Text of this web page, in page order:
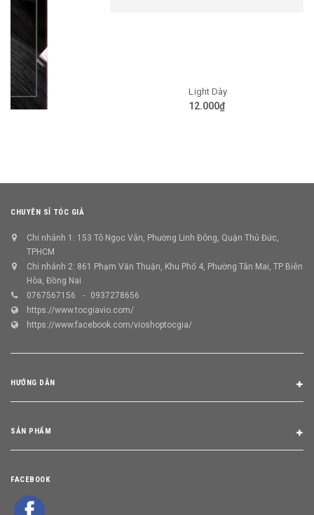
CHUYÊN SỈ TÓC GIẢ
Chi nhánh 1: 153 Tô Ngọc Vân, Phường Linh Đông, Quận Thủ Đức,
TPHCM
Chi nhánh 2: 861 Phạm Văn Thuận, Khu Phố 4, Phường Tân Mai, TP Biên
Hòa, Đồng Nai
0767567156
0937278656
https://www.tocgiavio.com/
https://www.facebook.com/vioshoptocgia/
HƯỚNG DẪN
SẢN PHẨM
FACEBOOK